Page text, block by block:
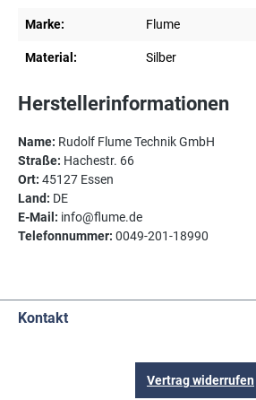
Marke: Flume
Material: Silber
Herstellerinformationen
Name: Rudolf Flume Technik GmbH
Straße: Hachestr. 66
Ort: 45127 Essen
Land: DE
E-Mail: info@flume.de
Telefonnummer: 0049-201-18990
Kontakt
Vertrag widerrufen